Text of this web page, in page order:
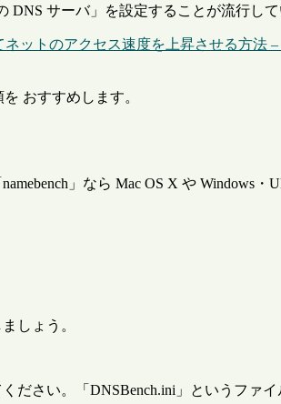
DNS サーバ」を設定することが流行して
ットのアクセス速度を上昇させる方法
おすすめします。
」なら Mac OS X や Windows・
しょう。
ださい。「DNSBench.ini」というファ